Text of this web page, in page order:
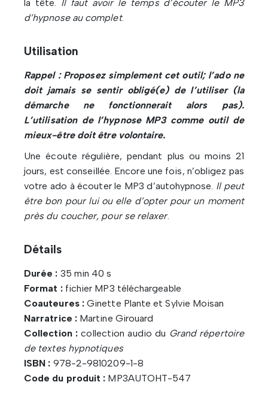
la tête. Il faut avoir le temps d’écouter le MP3
d’hypnose au complet.
Utilisation
Rappel : Proposez simplement cet outil; l’ado ne
doit jamais se sentir obligé(e) de l’utiliser (la
démarche ne fonctionnerait alors pas).
L’utilisation de l’hypnose MP3 comme outil de
mieux-être doit être volontaire.
Une écoute régulière, pendant plus ou moins 21
jours, est conseillée. Encore une fois, n’obligez pas
votre ado à écouter le MP3 d’autohypnose. Il peut
être bon pour lui ou elle d’opter pour un moment
près du coucher, pour se relaxer.
Détails
Durée : 35 min 40 s
Format :fichier MP3 téléchargeable
Coauteures :Ginette Plante et Sylvie Moisan
Narratrice :Martine Girouard
Collection : collection audio du Grand répertoire
de textes hypnotiques
ISBN : 978-2-9810209-1-8
Code du produit : MP3AUTOHT-547